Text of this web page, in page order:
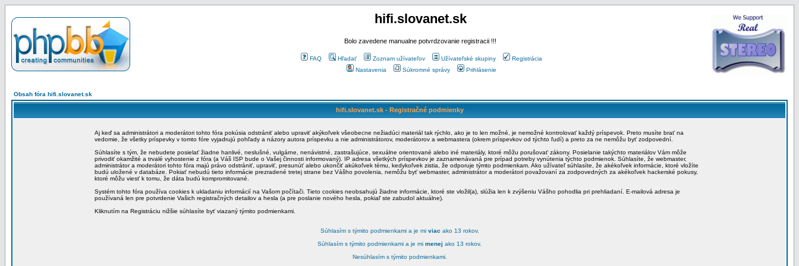
hifi.slovanet.sk
Bolo zavedene manualne potvrdzovanie registracii !!!
FAQ Hľadať Zoznam užívateľov Užívateľské skupiny
Registrácia
Nastavenia
Súkromné správy Prihlásenie
Obsah fóra hifi.slovanet.sk
hifi.slovanet.sk - Registračné podmienky
Aj keď sa administrátori a moderátori tohto fóra pokúsia odstrániť alebo upraviť akýkoľvek všeobecne nežiadúci materiál tak rýchlo, ako je to len možné, je nemožné kontrolovať každý príspevok. Preto musíte brať na
vedomie, že všetky príspevky v tomto fóre vyjadrujú pohľady a názory autora príspevku a nie administrátorov, moderátorov a webmastera (okrem príspevkov od týchto ľudí) a preto za ne nemôžu byť zodpovední.
Súhlasíte s tým, že nebudete posielať žiadne hanlivé, neslušné, vulgárne, nenávistné, zastrašujúce, sexuálne orientované alebo iné materiály, ktoré môžu porušovať zákony. Posielanie takýchto materiálov Vám môže
privodiť okamžité a trvalé vyhostenie z fóra (a Váš ISP bude o Vašej činnosti informovaný). IP adresa všetkých príspevkov je zaznamenávaná pre prípad potreby vynútenia týchto podmienok. Súhlasíte, že webmaster,
administrátor a moderátori tohto fóra majú právo odstrániť, upraviť, presunúť alebo ukončiť akúkoľvek tému, kedykoľvek zistia, že odporuje týmto podmienkam. Ako užívateľ súhlasíte, že akékoľvek informácie, ktoré vložíte
budú uložené v databáze. Pokiať nebudú tieto informácie prezradené tretej strane bez Vášho povolenia, nemôžu byť webmaster, administrátor a moderátori považovaní za zodpovedných za akékoľvek hackerské pokusy,
ktoré môžu viesť k tomu, že dáta budú kompromitované.
Systém tohto fóra používa cookies k ukladaniu informácií na Vašom počítači. Tieto cookies neobsahujú žiadne informácie, ktoré ste vložil(a), slúžia len k zvýšeniu Vášho pohodlia pri prehliadaní. E-mailová adresa je
používaná len pre potvrdenie Vašich registračných detailov a hesla (a pre poslanie nového hesla, pokiaľ ste zabudol aktuálne).
Kliknutím na Registráciu nižšie súhlasíte byť viazaný týmito podmienkami.
Súhlasím s týmito podmienkami a je mi viac ako 13 rokov.
Súhlasím s týmito podmienkami a je mi menej ako 13 rokov.
Nesúhlasím s týmito podmienkami.